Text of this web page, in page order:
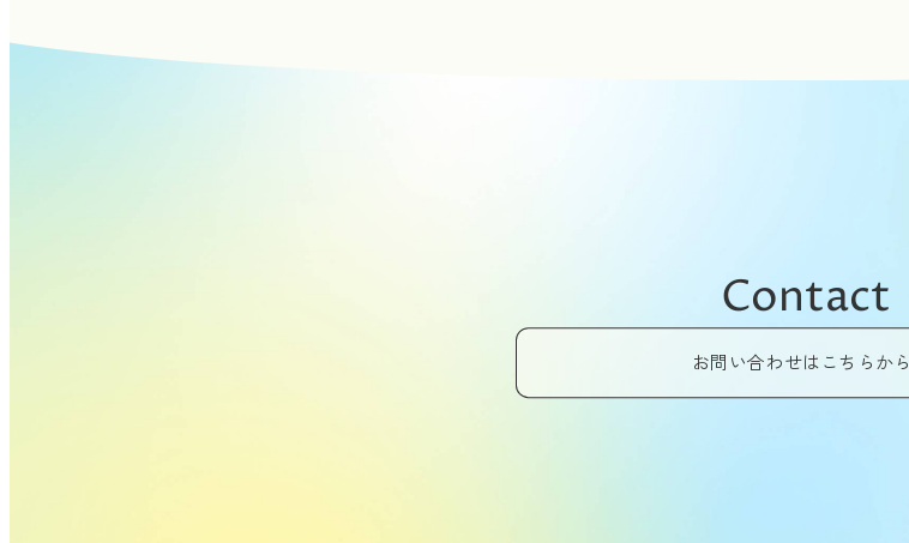
Contact
お問い合わせはこちらから